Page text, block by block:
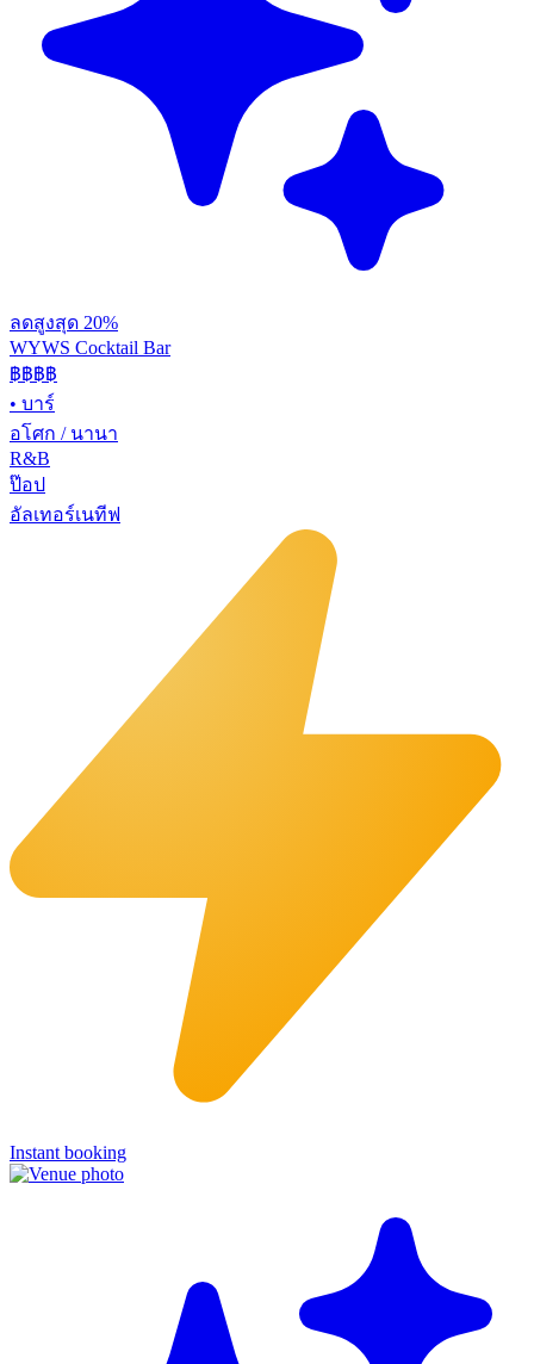
ลดสูงสุด 20%
WYWS Cocktail Bar
฿฿฿฿
• บาร์
อโศก / นานา
R&B
ป๊อป
อัลเทอร์เนทีฟ
Instant booking